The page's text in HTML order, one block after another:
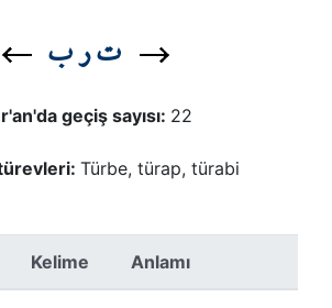
ت ر ب
geçiş sayısı: 22
Türbe, türap, türabi
Kelime Anlamı